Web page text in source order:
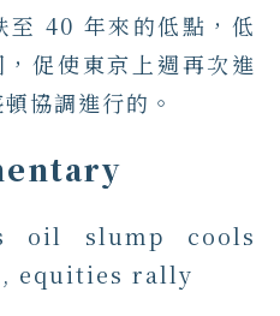
至 40 年來的低點，低
促使東京上週再次進
協調進行的。
oil slump cools
equities rally